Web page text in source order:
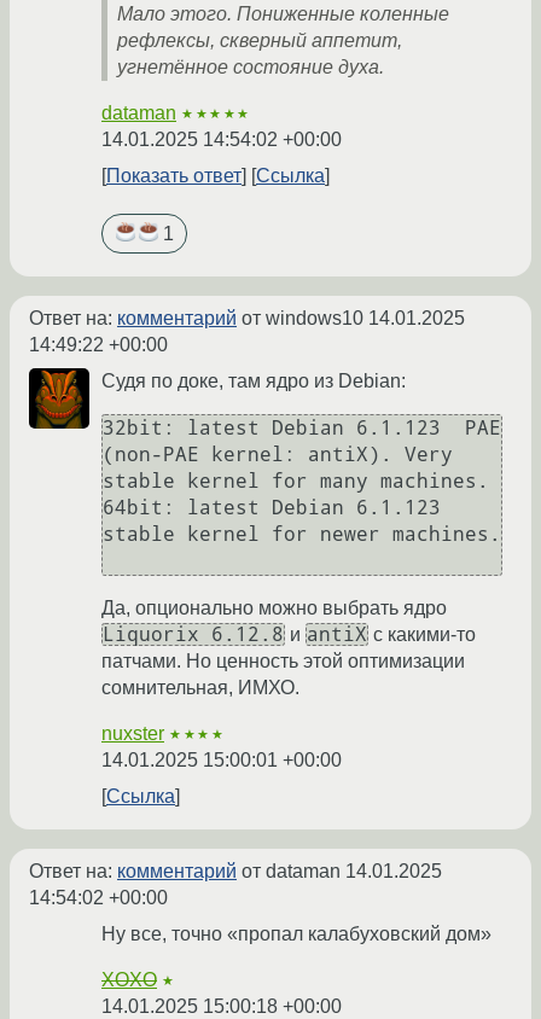
Мало этого. Пониженные коленные
рефлексы, скверный аппетит,
угнетённое состояние духа.
dataman ★★★★★
14.01.2025 14:54:02 +00:00
Показать ответ
Ссылка
1
Ответ на: комментарий от windows10 14.01.2025
14:49:22 +00:00
Судя по доке, там ядро из Debian:
32bit: latest Debian 6.1.123  PAE
(non-PAE kernel: antiX). Very
stable kernel for many machines.
64bit: latest Debian 6.1.123
stable kernel for newer machines.
Да, опционально можно выбрать ядро
Liquorix 6.12.8 и antiX с какими-то
патчами. Но ценность этой оптимизации
сомнительная, ИМХО.
nuxster ★★★★
14.01.2025 15:00:01 +00:00
Ссылка
Ответ на: комментарий от dataman 14.01.2025
14:54:02 +00:00
Ну все, точно «пропал калабуховский дом»
XOXO ★
14.01.2025 15:00:18 +00:00